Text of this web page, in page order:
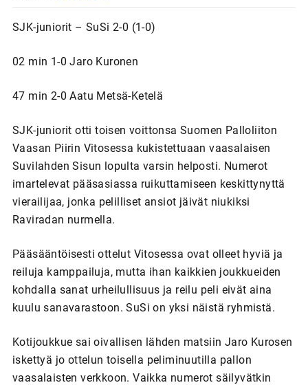
SJK-juniorit – SuSi 2-0 (1-0)
02 min 1-0 Jaro Kuronen
47 min 2-0 Aatu Metsä-Ketelä
SJK-juniorit otti toisen voittonsa Suomen Palloliiton
Vaasan Piirin Vitosessa kukistettuaan vaasalaisen
Suvilahden Sisun lopulta varsin helposti. Numerot
imartelevat pääsasiassa ruikuttamiseen keskittynyttä
vierailijaa, jonka pelilliset ansiot jäivät niukiksi
Raviradan nurmella.
Pääsääntöisesti ottelut Vitosessa ovat olleet hyviä ja
reiluja kamppailuja, mutta ihan kaikkien joukkueiden
kohdalla sanat urheilullisuus ja reilu peli eivät aina
kuulu sanavarastoon. SuSi on yksi näistä ryhmistä.
Kotijoukkue sai oivallisen lähden matsiin Jaro Kurosen
iskettyä jo ottelun toisella peliminuutilla pallon
vaasalaisten verkkoon. Vaikka numerot säilyvätkin